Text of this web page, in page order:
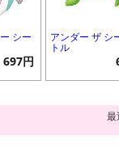
シー
697円
アンダー ザ シ
トル
最